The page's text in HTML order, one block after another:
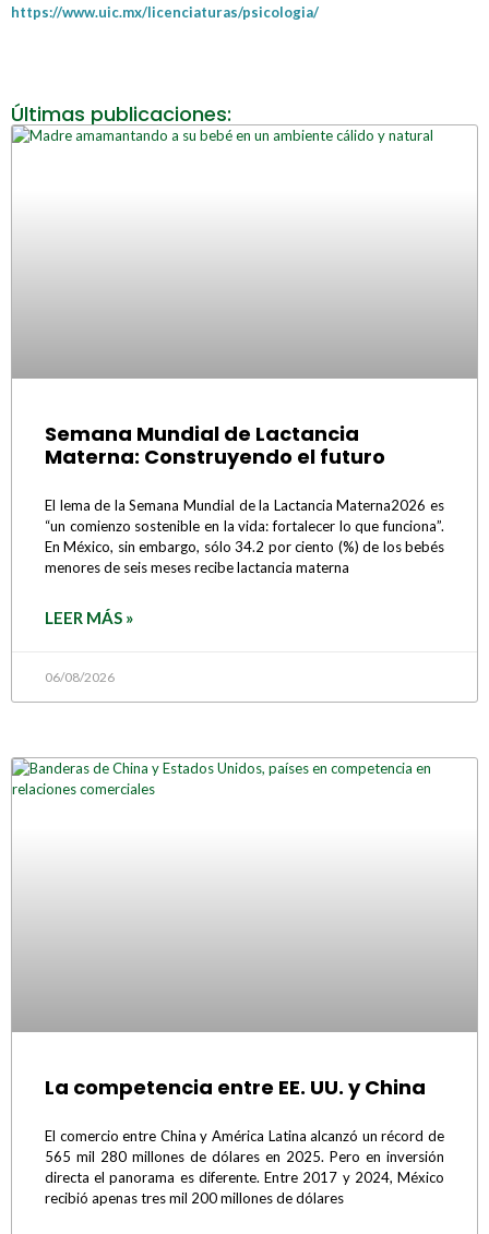
https://www.uic.mx/licenciaturas/psicologia/
Últimas publicaciones:
Semana Mundial de Lactancia
Materna: Construyendo el futuro
El lema de la Semana Mundial de la Lactancia Materna2026 es
“un comienzo sostenible en la vida: fortalecer lo que funciona”.
En México, sin embargo, sólo 34.2 por ciento (%) de los bebés
menores de seis meses recibe lactancia materna
LEER MÁS »
06/08/2026
La competencia entre EE. UU. y China
El comercio entre China y América Latina alcanzó un récord de
565 mil 280 millones de dólares en 2025. Pero en inversión
directa el panorama es diferente. Entre 2017 y 2024, México
recibió apenas tres mil 200 millones de dólares